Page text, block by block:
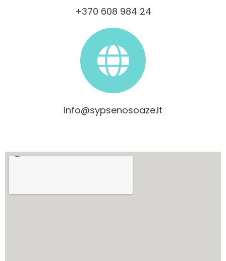
+370 608 984 24
info@sypsenosoaze.lt